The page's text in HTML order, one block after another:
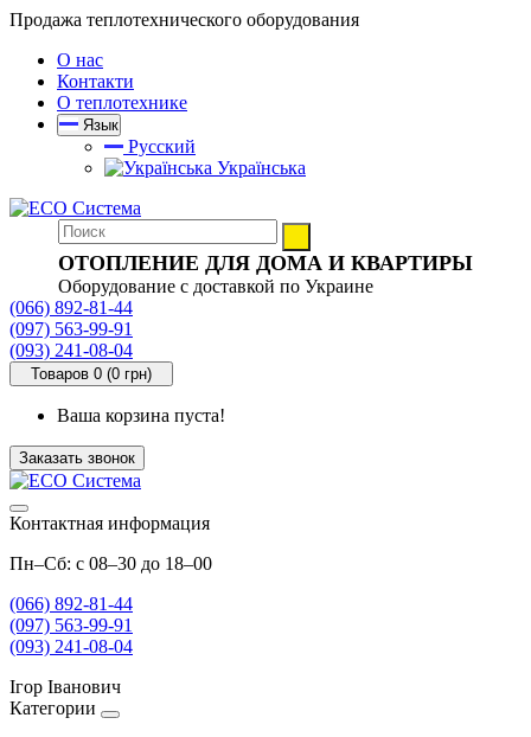
Продажа теплотехнического оборудования
О нас
Контакти
О теплотехнике
Язык
Русский
Українська
ОТОПЛЕНИЕ ДЛЯ ДОМА И КВАРТИРЫ
Оборудование с доставкой по Украине
(066) 892-81-44
(097) 563-99-91
(093) 241-08-04
Товаров 0 (0 грн)
Ваша корзина пуста!
Заказать звонок
Контактная информация
Пн–Сб: с 08–30 до 18–00
(066) 892-81-44
(097) 563-99-91
(093) 241-08-04
Ігор Іванович
Категории